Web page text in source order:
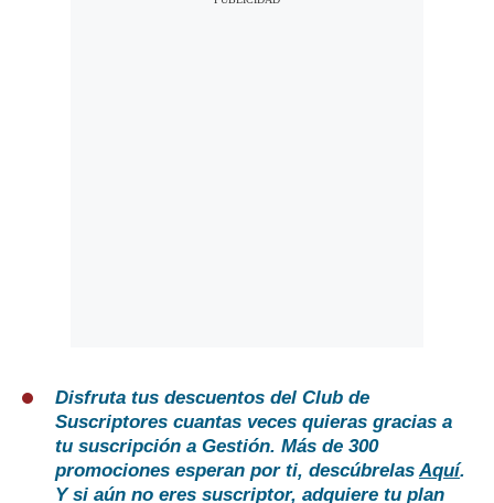
Disfruta tus descuentos del Club de
Suscriptores cuantas veces quieras gracias a
tu suscripción a Gestión. Más de 300
promociones esperan por ti, descúbrelasAquí.
Y si aún no eres suscriptor, adquiere tu plan